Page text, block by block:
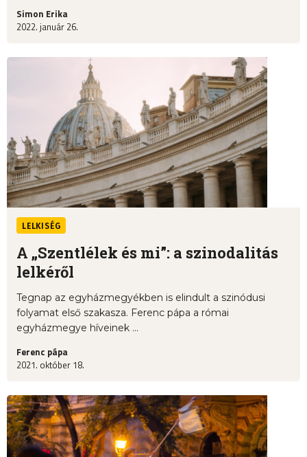
Simon Erika
2022. január 26.
LELKISÉG
A „Szentlélek és mi”: a szinodalitás
lelkéről
Tegnap az egyházmegyékben is elindult a szinódusi
folyamat első szakasza. Ferenc pápa a római
egyházmegye híveinek ...
Ferenc pápa
2021. október 18.